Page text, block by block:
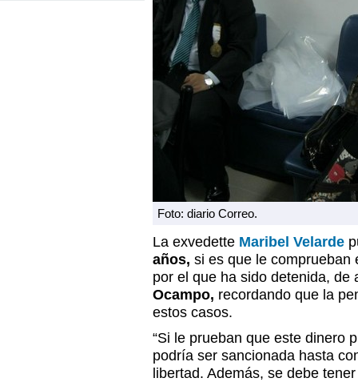
Foto: diario Correo.
La exvedette Maribel Velarde
años, si es que le comprueban
por el que ha sido detenida,
Ocampo, recordando que la
estos casos.
“Si le prueban que este dinero
podría ser sancionada hasta
libertad. Además, se debe